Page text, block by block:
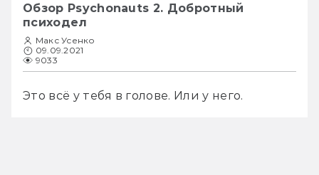
Обзор Psychonauts 2. Добротный
психодел
Макс Усенко
09.09.2021
9033
Это всё у тебя в голове. Или у него.